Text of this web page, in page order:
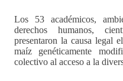
Los 53 académicos,
derechos humanos,
presentaron la causa legal
maíz genéticamente
colectivo al acceso a la